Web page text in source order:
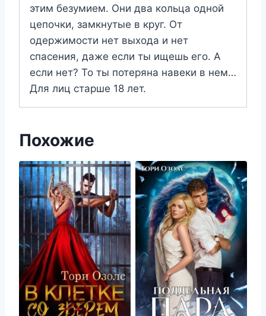
этим безумием. Они два кольца одной
цепочки, замкнутые в круг. От
одержимости нет выхода и нет
спасения, даже если ты ищешь его. А
если нет? То ты потеряна навеки в нем…
Для лиц старше 18 лет.
Похожие